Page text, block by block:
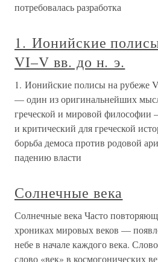
потребовалась разработка
1. Ионийские
VI–V вв. до н. э.
1. Ионийские полисы на рубеже
— один из оригинальнейших
греческой и мировой
и критический для греческой
борьба демоса против родовой
падению власти
Солнечные века
Солнечные века Часто
хрониках мировых веков —
небе в начале каждого века.
слово «век» в космогонических